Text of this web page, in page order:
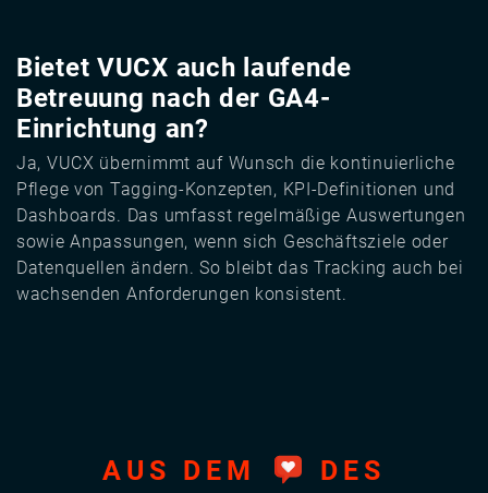
Bietet VUCX auch laufende
Betreuung nach der GA4-
Einrichtung an?
Ja, VUCX übernimmt auf Wunsch die kontinuierliche
Pflege von Tagging-Konzepten, KPI-Definitionen und
Dashboards. Das umfasst regelmäßige Auswertungen
sowie Anpassungen, wenn sich Geschäftsziele oder
Datenquellen ändern. So bleibt das Tracking auch bei
wachsenden Anforderungen konsistent.
AUS DEM
DES